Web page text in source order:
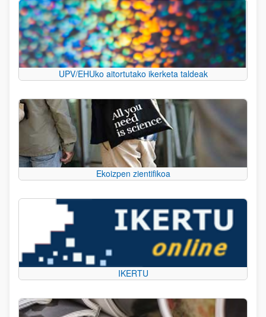
UPV/EHUko aitortutako ikerketa taldeak
Ekoizpen zientifikoa
IKERTU